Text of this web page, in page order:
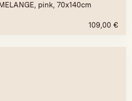
pink, 70x140cm
109,00 €